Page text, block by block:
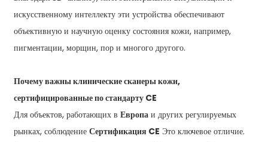
искусственному интеллекту эти устройства обеспечивают
объективную и научную оценку состояния кожи, например,
пигментации, морщин, пор и многого другого.
Почему важны клинические сканеры кожи,
сертифицированные по стандарту CE
Для объектов, работающих в Европаи других регулируемых
рынках, соблюдение Сертификация CE Это ключевое отличие.